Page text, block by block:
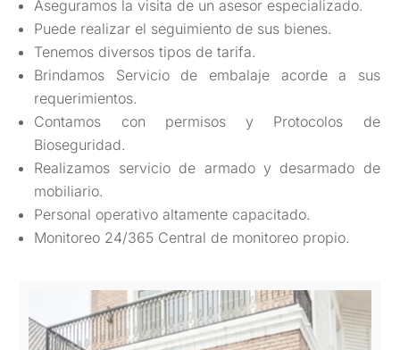
Aseguramos la visita de un asesor especializado.
Puede realizar el seguimiento de sus bienes.
Tenemos diversos tipos de tarifa.
Brindamos Servicio de embalaje acorde a sus
requerimientos.
Contamos con permisos y Protocolos de
Bioseguridad.
Realizamos servicio de armado y desarmado de
mobiliario.
Personal operativo altamente capacitado.
Monitoreo 24/365 Central de monitoreo propio.